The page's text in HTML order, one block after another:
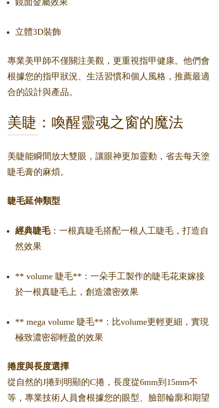
鏡面金屬效果
立體3D裝飾
專業美甲師不僅關注美觀，更重視指甲健康。他們會
根據您的指甲狀況、生活習慣和個人風格，推薦最適
合的設計與產品。
美睫：喚醒靈魂之窗的魔法
美睫能瞬間放大雙眼，讓眼神更加靈動，省去每天塗
睫毛膏的麻煩。
睫毛延伸類型
經典睫毛：一根真睫毛搭配一根人工睫毛，打造自
然效果
** volume 睫毛**：一朵手工製作的睫毛花束嫁接
於一根真睫毛上，創造濃密效果
** mega volume 睫毛**：比volume更輕更細，實現
極致濃密卻輕盈的效果
捲度與長度選擇
從自然的J捲到明顯的C捲，長度從6mm到15mm不
等，專業技術人員會根據您的眼型、臉部輪廓和期望